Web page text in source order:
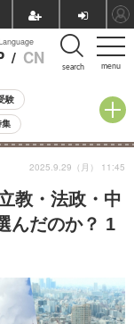
menu
/ CN search
験
集
校受験
事
） ランキング
教・法政・中
んだのか？ 1
2025.9.29（月） 11:45